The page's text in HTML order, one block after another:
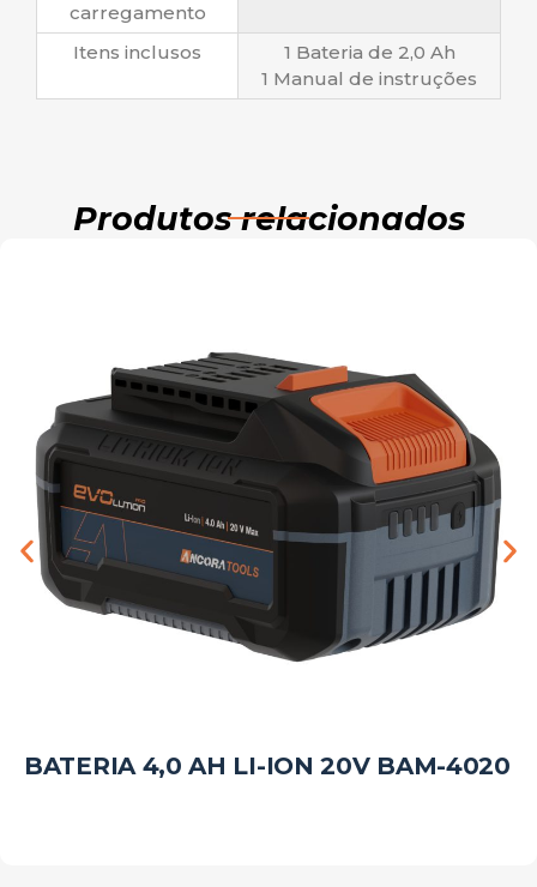
carregamento
Itens inclusos
1 Bateria de 2,0 Ah
1 Manual de instruções
Produtos relacionados
BATERIA 4,0 AH LI-ION 20V BAM-4020